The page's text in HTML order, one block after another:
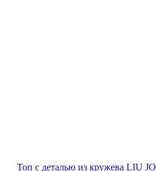
Топ с деталью из кружева LIU JO